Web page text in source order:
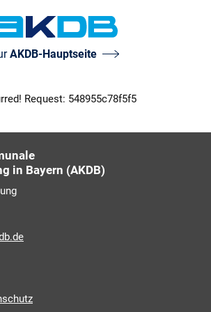
AKDB-Hauptseite
Request: 548955c78f5f5
in Bayern (AKDB)